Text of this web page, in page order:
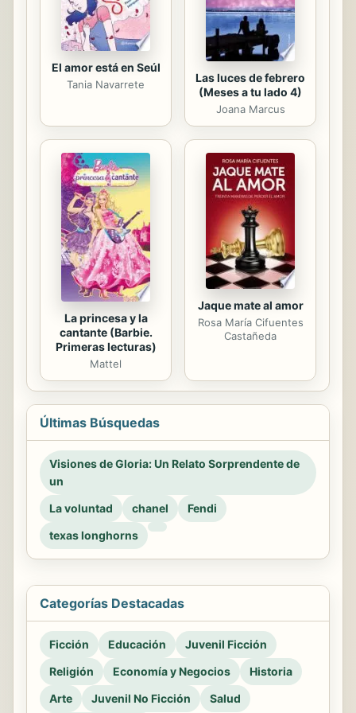
El amor está en Seúl
Tania Navarrete
Las luces de febrero
(Meses a tu lado 4)
Joana Marcus
La princesa y la
cantante (Barbie.
Primeras lecturas)
Mattel
Jaque mate al amor
Rosa María Cifuentes
Castañeda
Últimas Búsquedas
Visiones de Gloria: Un Relato Sorprendente de
un
La voluntad
chanel
Fendi
texas longhorns
Categorías Destacadas
Ficción Educación
Juvenil Ficción
Religión
Economía y Negocios
Historia
Arte
Juvenil No Ficción Salud